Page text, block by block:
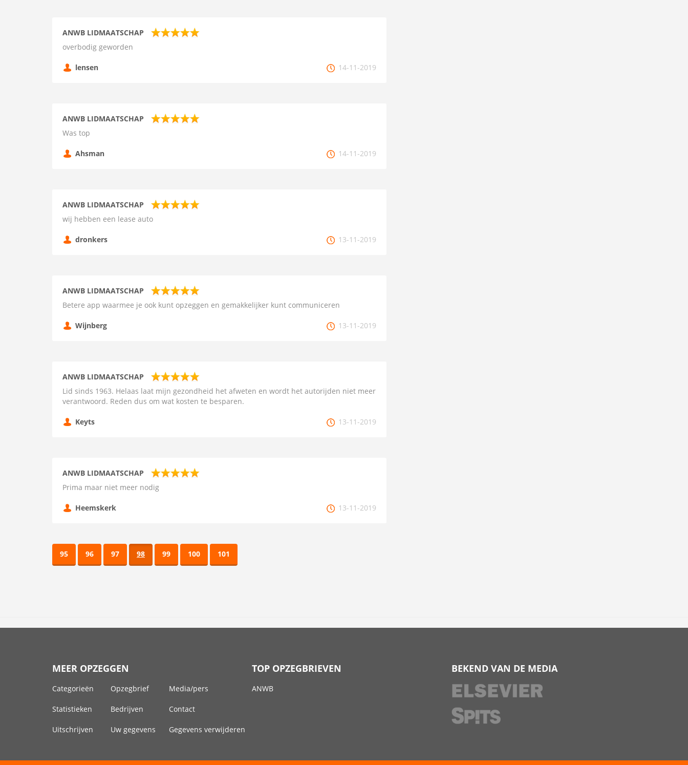
ANWB LIDMAATSCHAP
overbodig geworden
lensen 14-11-2019
ANWB LIDMAATSCHAP
Was top
Ahsman 14-11-2019
ANWB LIDMAATSCHAP
wij hebben een lease auto
dronkers 13-11-2019
ANWB LIDMAATSCHAP
Betere app waarmee je ook kunt opzeggen en gemakkelijker kunt communiceren
Wijnberg 13-11-2019
ANWB LIDMAATSCHAP
Lid sinds 1963. Helaas laat mijn gezondheid het afweten en wordt het autorijden niet meer
verantwoord. Reden dus om wat kosten te besparen.
Keyts 13-11-2019
ANWB LIDMAATSCHAP
Prima maar niet meer nodig
Heemskerk 13-11-2019
95 96 97 98 99 100 101
MEER OPZEGGEN
Categorieën Opzegbrief Media/pers
Statistieken Bedrijven Contact
Uitschrijven Uw gegevens Gegevens verwijderen
TOP OPZEGBRIEVEN
ANWB
BEKEND VAN DE MEDIA